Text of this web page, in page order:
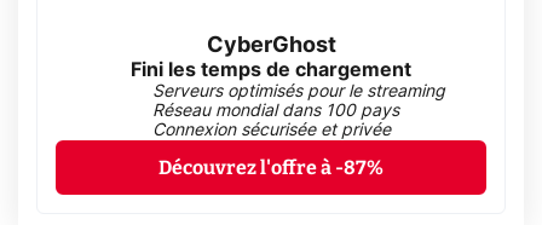
CyberGhost
Fini les temps de chargement
Serveurs optimisés pour le streaming
Réseau mondial dans 100 pays
Connexion sécurisée et privée
Découvrez l'offre à -87%